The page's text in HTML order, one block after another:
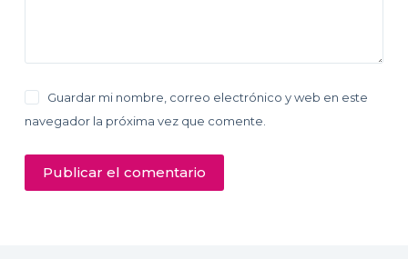
Guardar mi nombre, correo electrónico y web en este
navegador la próxima vez que comente.
Publicar el comentario